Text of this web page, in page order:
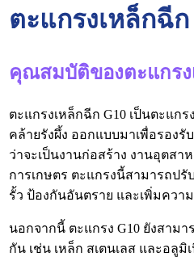
ตะแกรงเหล็กฉีก
คุณสมบัติของตะแกรง
ตะแกรงเหล็กฉีก G10 เป็นตะแก
คล้ายรังผึ้ง ออกแบบมาเพื่อรอง
ว่าจะเป็นงานก่อสร้าง งานอุตสา
การเกษตร ตะแกรงนี้สามารถปรั
รั้ว ป้องกันอันตราย และเพิ่มควา
นอกจากนี้ ตะแกรง G10 ยังสาม
กัน เช่น เหล็ก สเตนเลส และอลูมิ